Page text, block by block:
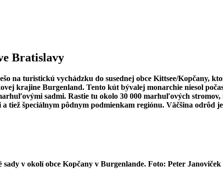
Bratislavy
na turistickú vychádzku do susednej obce Kittsee/Kopčany,
krajine Burgenland. Tento kút bývalej monarchie niesol
sadmi. Rastie tu okolo 30 000 marhuľových
špeciálnym pôdnym podmienkam regiónu. Väčšina odrôd
v okolí obce Kopčany v Burgenlande. Foto: Peter Janoviček